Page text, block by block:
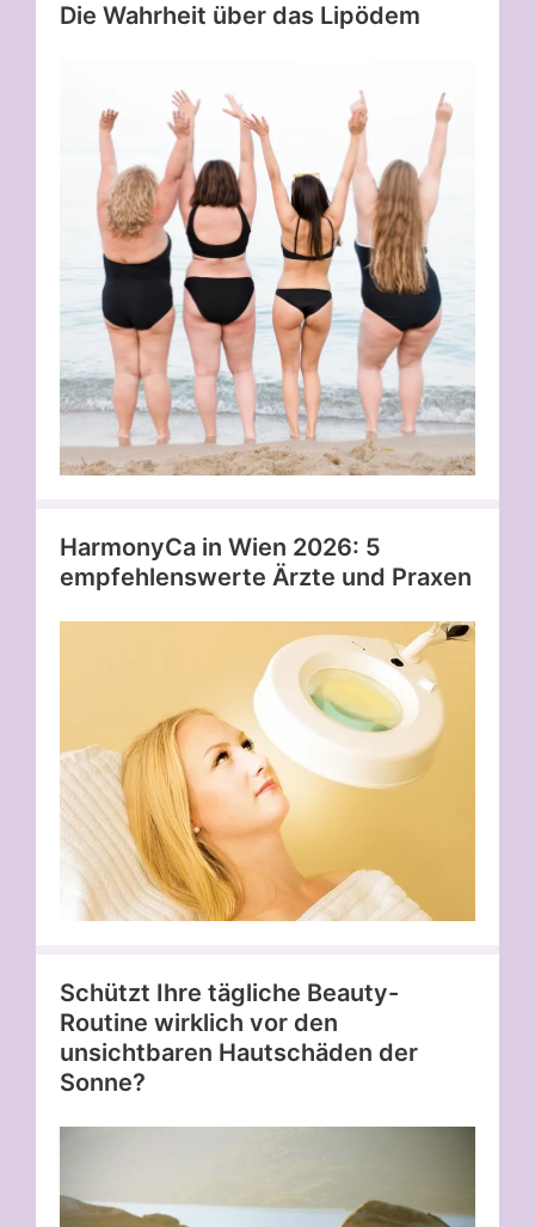
Die Wahrheit über das Lipödem
HarmonyCa in Wien 2026: 5
empfehlenswerte Ärzte und Praxen
Schützt Ihre tägliche Beauty-
Routine wirklich vor den
unsichtbaren Hautschäden der
Sonne?